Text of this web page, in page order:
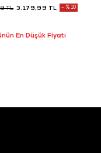
3.179,99 TL
TL %10
En Düşük Fiyatı